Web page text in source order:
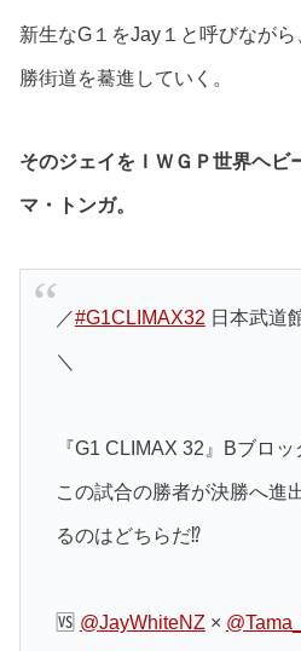
新生なG１をJay１と呼びなが
勝街道を驀進していく。
そのジェイをＩＷＧＰ世界ヘビ
マ・トンガ。
／#G1CLIMAX32 日本武道
＼
『G1 CLIMAX 32』Bブロ
この試合の勝者が決勝へ進
るのはどちらだ⁉️
🆚 @JayWhiteNZ ×